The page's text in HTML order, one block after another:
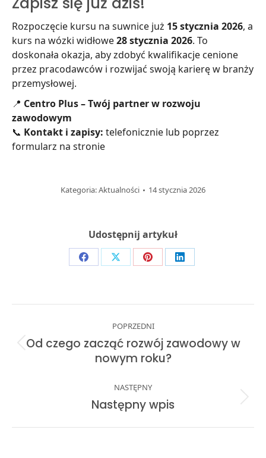
Rozpoczęcie kursu na suwnice już 15 stycznia 2026, a
kurs na wózki widłowe28 stycznia 2026. To
doskonała okazja, aby zdobyć kwalifikacje cenione
przez pracodawców i rozwijać swoją karierę w branży
przemysłowej.
📍 Centro Plus – Twój partner w rozwoju
zawodowym
📞 Kontakt i zapisy: telefonicznie lub poprzez
formularz na stronie
Kategoria:Aktualności 14 stycznia 2026
Udostępnij artykuł
Share
Facebook
Share
X
Share
Pinterest
Share
LinkedIn
POPRZEDNI
Previous
post:
Od czego zacząć rozwój zawodowy w
nowym roku?
NASTĘPNY
Next
Następny wpis